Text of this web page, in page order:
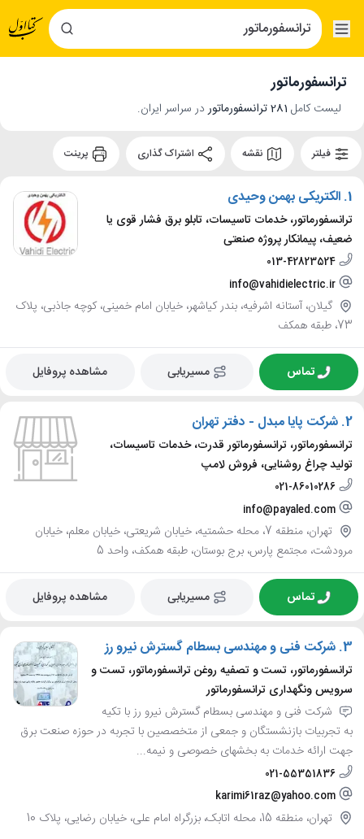
ترانسفورماتور
لیست کامل 281 ترانسفورماتور در سراسر ایران.
فیلتر نقشه
1. الکتریکی بهمن وحیدی
ترانسفورماتور، خدمات تاسیسات، تابلو برق فشار قوی یا
ضعیف، پیمانکار پروژه صنعتی
013-42823524
info@vahidielectric.ir
گیلان، آستانه اشرفیه، بندر کیاشهر، خیابان امام خمینی، کوچه جاذبی، پلاک
73، طبقه همکف
تماس مسیریابی مشاهده پروفایل
2. شرکت پایا مبدل - دفتر تهران
ترانسفورماتور، ترانسفورماتور قدرت، خدمات تاسیسات،
تولید چراغ روشنایی، فروش لامپ
021-86010286
info@payaled.com
تهران، منطقه 7، محله حشمتیه، خیابان شریعتی، خیابان معلم، خیابان
مرودشت، مجتمع پارس، برج بوستان، طبقه همکف، واحد 5
تماس مسیریابی مشاهده پروفایل
3. شرکت فنی و مهندسی بسطام گسترش نیرو رز
ترانسفورماتور، تست و تصفیه روغن ترانسفورماتور، تست و
سرویس ونگهداری ترانسفورماتور
شرکت فنی و مهندسی بسطام گسترش نیرو رز با تکیه
به تجربیات بازنشستگان و جمعی از متخصصین با تجربه در حوزه صنعت برق
جهت ارائه خدمات به بخشهای خصوصی و نیمه...
021-55351836
karimi61raz@yahoo.com
تهران، منطقه 15، محله اتابک، بزرگراه امام علی، خیابان رضایی، پلاک 10